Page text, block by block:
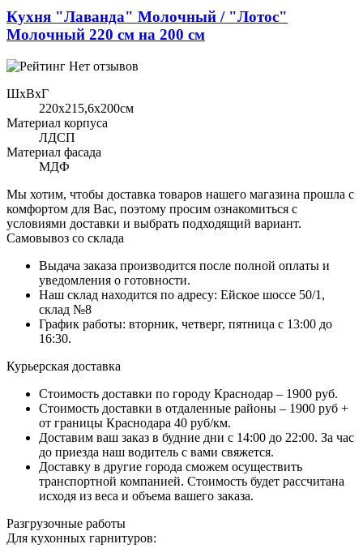
Кухня "Лаванда" Молочный / "Лотос"
Молочный 220 см на 200 см
Нет отзывов
ШхВхГ
220x215,6х200см
Материал корпуса
ЛДСП
Материал фасада
МДФ
Мы хотим, чтобы доставка товаров нашего магазина прошла с
комфортом для Вас, поэтому просим ознакомиться с
условиями доставки и выбрать подходящий вариант.
Самовывоз со склада
Выдача заказа производится после полной оплаты и
уведомления о готовности.
Наш склад находится по адресу: Ейское шоссе 50/1,
склад №8
График работы: вторник, четверг, пятница с 13:00 до
16:30.
Курьерская доставка
Стоимость доставки по городу Краснодар – 1900 руб.
Стоимость доставки в отдаленные районы – 1900 руб +
от границы Краснодара 40 руб/км.
Доставим ваш заказ в будние дни с 14:00 до 22:00. За час
до приезда наш водитель с вами свяжется.
Доставку в другие города сможем осуществить
транспортной компанией. Стоимость будет рассчитана
исходя из веса и объема вашего заказа.
Разгрузочные работы
Для кухонных гарнитуров: